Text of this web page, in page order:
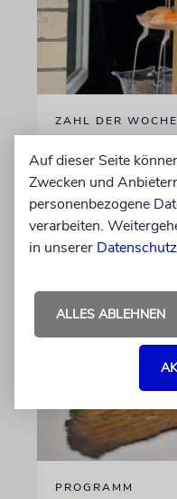
ZAHL DER WOCHE
4 Etagen
Fun Facts und
05.08.2026
PROGRAMM
Auf dieser Seite
Zwecken und
personenbezogene
verarbeiten.
in unserer
ALLES ABLEHNEN